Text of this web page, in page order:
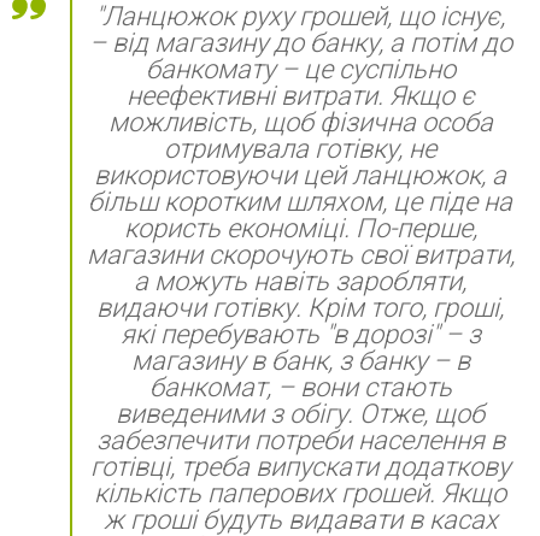
"Ланцюжок руху грошей, що існує,
– від магазину до банку, а потім до
банкомату – це суспільно
неефективні витрати. Якщо є
можливість, щоб фізична особа
отримувала готівку, не
використовуючи цей ланцюжок, а
більш коротким шляхом, це піде на
користь економіці. По-перше,
магазини скорочують свої витрати,
а можуть навіть заробляти,
видаючи готівку. Крім того, гроші,
які перебувають "в дорозі" – з
магазину в банк, з банку – в
банкомат, – вони стають
виведеними з обігу. Отже, щоб
забезпечити потреби населення в
готівці, треба випускати додаткову
кількість паперових грошей. Якщо
ж гроші будуть видавати в касах